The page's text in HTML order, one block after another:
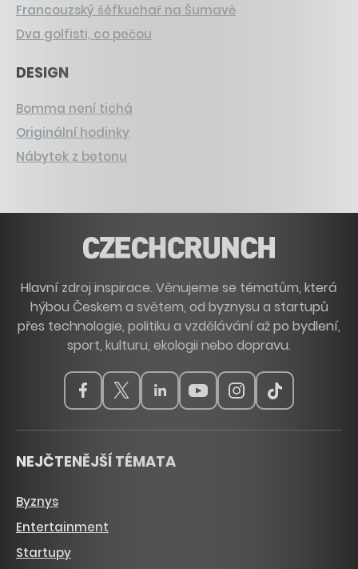
Francouzský šéfkuchař na Šumavě
Dva golfisti, co pečou
DESIGN
Bomma není tichá
Originální hodinky
Nábytek z betonu
Hlavní zdroj inspirace. Věnujeme se tématům, která
hýbou Českem a světem, od byznysu a startupů
přes technologie, politiku a vzdělávání až po bydlení,
sport, kulturu, ekologii nebo dopravu.
NEJČTENĚJŠÍ TÉMATA
Byznys
Entertainment
Startupy